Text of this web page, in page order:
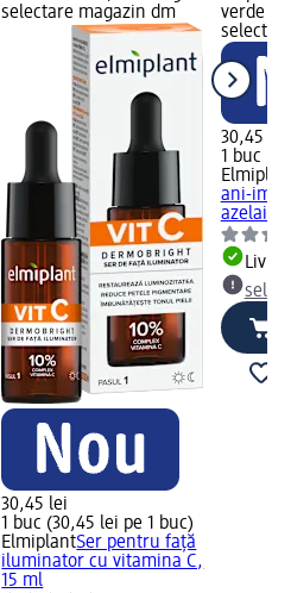
selectare magazin dm
30,45 lei
1 buc (30,45 lei pe 1 buc)
ElmiplantSer pentru față
iluminator cu vitamina C,
15 ml
verde
30,45 lei
1 buc
ani-
azelaic,